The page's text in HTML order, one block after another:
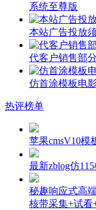
系统至尊版
本站广告投放
代客户销售部
仿首涂模板电
热评榜单
苹果cmsV10模
最新zblog仿115
秘趣响应式高
核带采集+试看